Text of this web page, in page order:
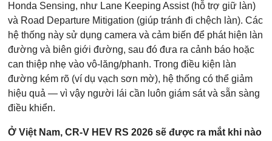
Honda Sensing, như Lane Keeping Assist (hỗ trợ giữ làn)
và Road Departure Mitigation (giúp tránh đi chệch làn). Các
hệ thống này sử dụng camera và cảm biến để phát hiện làn
đường và biên giới đường, sau đó đưa ra cảnh báo hoặc
can thiệp nhẹ vào vô-lăng/phanh. Trong điều kiện làn
đường kém rõ (ví dụ vạch sơn mờ), hệ thống có thể giảm
hiệu quả — vì vậy người lái cần luôn giám sát và sẵn sàng
điều khiển.
Ở Việt Nam, CR-V HEV RS 2026 sẽ được ra mắt khi nào